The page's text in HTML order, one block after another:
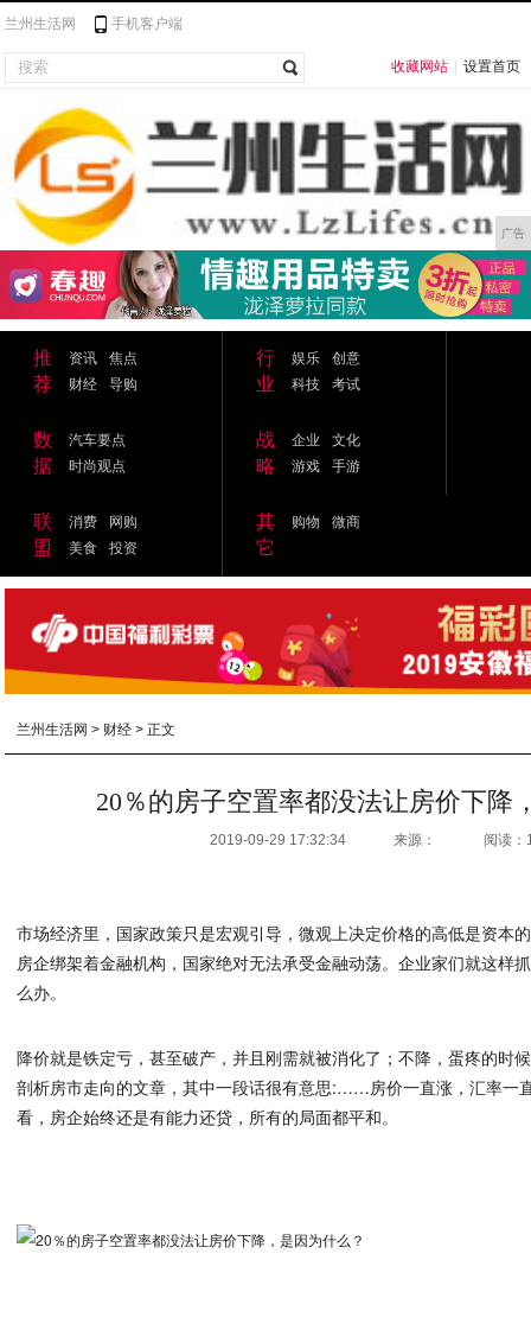
兰州生活网 手机客户端
收藏网站 设置首页
广告
推
荐
资讯
焦点
财经
导购
行
业
娱乐
创意
科技
考试
数
据
汽车要点
时尚观点
战
略
企业
文化
游戏
手游
联
盟
消费
网购
美食
投资
其
它
购物 微商
兰州生活网 > 财经 > 正文
20％的房子空置率都没法让房价下降
2019-09-29 17:32:34 来源： 阅读：
市场经济里，国家政策只是宏观引导，微观上决定价格的高低是资本
房企绑架着金融机构，国家绝对无法承受金融动荡。企业家们就这样
么办。
降价就是铁定亏，甚至破产，并且刚需就被消化了；不降，蛋疼的时
剖析房市走向的文章，其中一段话很有意思:……房价一直涨，汇率一
看，房企始终还是有能力还贷，所有的局面都平和。